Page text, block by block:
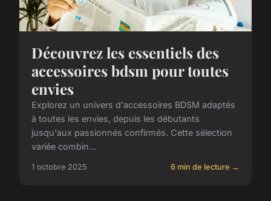
Découvrez les essentiels des
accessoires bdsm pour toutes
envies
Explorez un univers d'accessoires BDSM adaptés
à toutes les envies, depuis les débutants
jusqu'aux passionnés confirmés. Cette sélection
variée combin...
1 octobre 2025 6 min de lecture →